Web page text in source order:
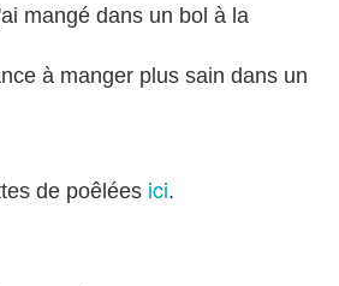
mangé dans un bol à la
à manger plus sain dans un
de poêlées ici.